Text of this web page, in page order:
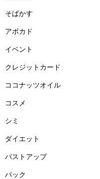
そばかす
アボカド
イベント
クレジットカード
ココナッツオイル
コスメ
シミ
ダイエット
バストアップ
パック